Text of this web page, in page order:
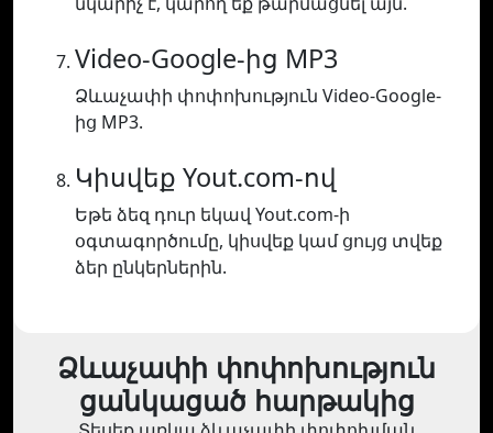
Video-Google-ից MP3
Ձևաչափի փոփոխություն Video-Google-
ից MP3.
Կիսվեք Yout.com-ով
Եթե ձեզ դուր եկավ Yout.com-ի
օգտագործումը, կիսվեք կամ ցույց տվեք
ձեր ընկերներին.
Ձևաչափի փոփոխություն
ցանկացած հարթակից